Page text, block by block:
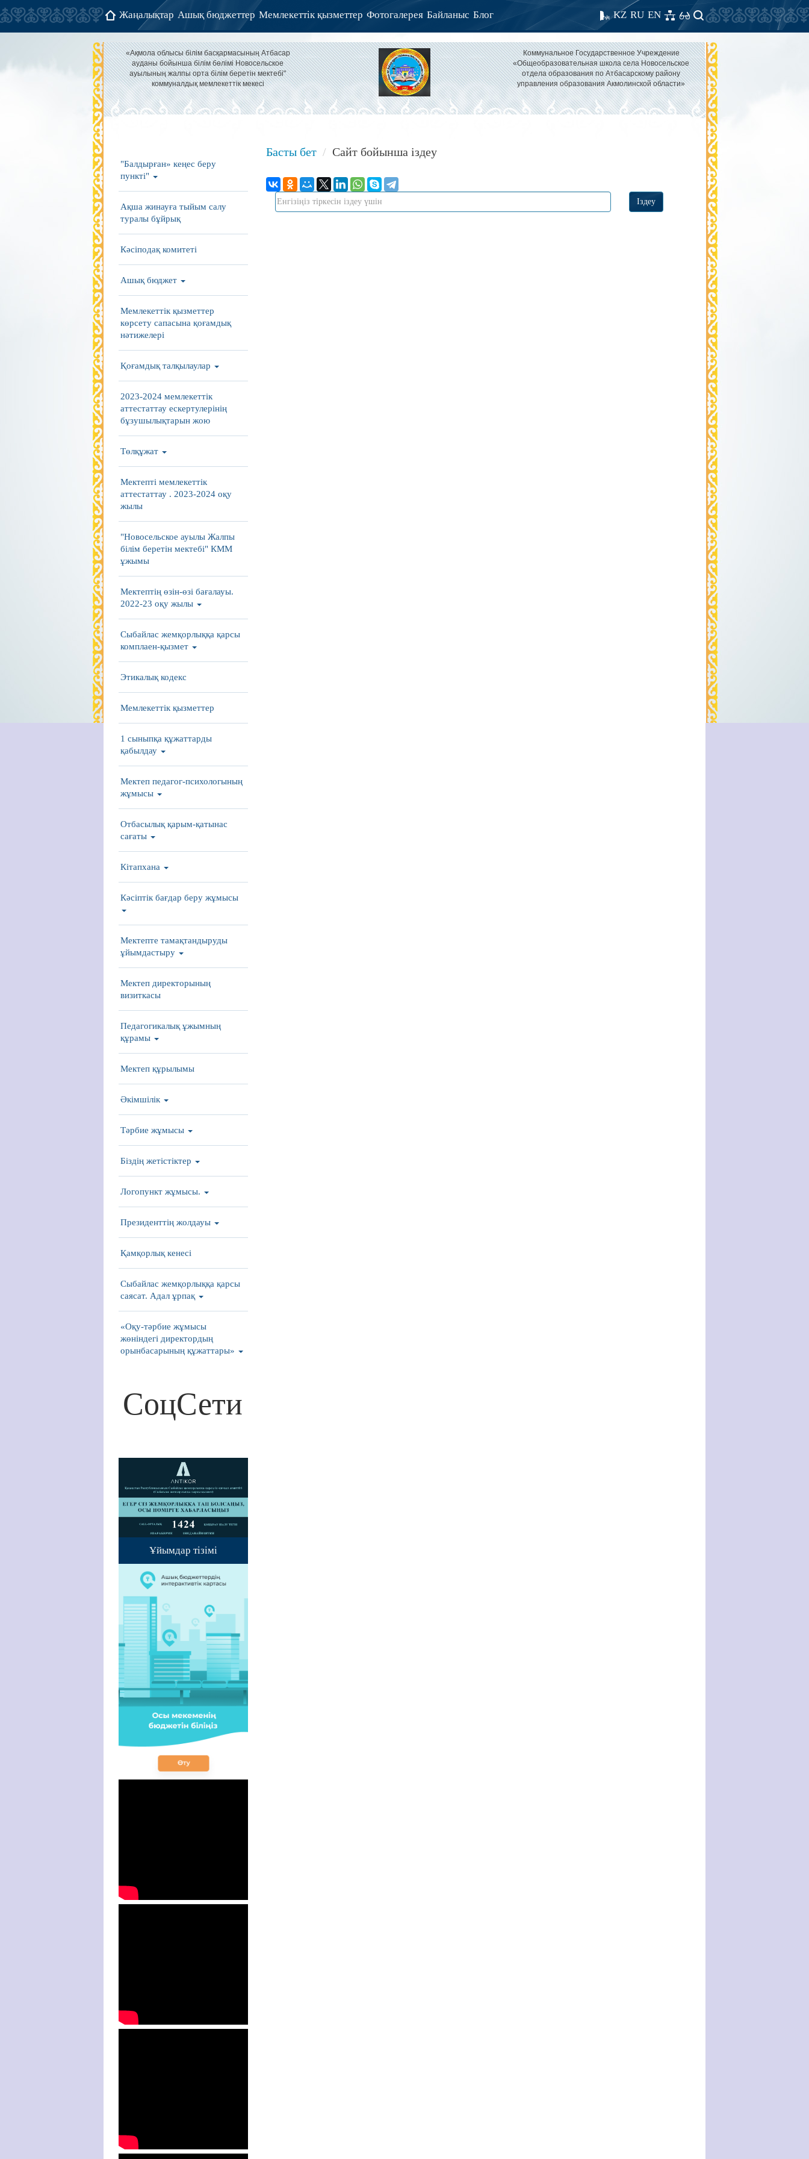
Жаңалықтар Ашық бюджеттер Мемлекеттік қызметтер Фотогалерея Байланыс Блог EN
RU
KZ
«Ақмола облысы білім басқармасының Атбасар
ауданы бойынша білім бөлімі Новосельское
ауылының жалпы орта білім беретін мектебі"
коммуналдық мемлекеттік мекесі
Коммунальное Государственное Учреждение
«Общеобразовательная школа села Новосельское
отдела образования по Атбасарскому району
управления образования Акмолинской области»
"Балдырған» кеңес беру
пункті"
Ақша жинауға тыйым салу
туралы бұйрық
Кәсіподақ комитеті
Ашық бюджет
Мемлекеттік қызметтер
көрсету сапасына қоғамдық
нәтижелері
Қоғамдық талқылаулар
2023-2024 мемлекеттік
аттестаттау ескертулерінің
бұзушылықтарын жою
Төлқұжат
Мектепті мемлекеттік
аттестаттау . 2023-2024 оқу
жылы
"Новосельское ауылы Жалпы
білім беретін мектебі" КММ
ұжымы
Мектептің өзін-өзі бағалауы.
2022-23 оқу жылы
Сыбайлас жемқорлыққа қарсы
комплаен-қызмет
Этикалық кодекс
Мемлекеттік қызметтер
1 сыныпқа құжаттарды
қабылдау
Мектеп педагог-психологының
жұмысы
Отбасылық қарым-қатынас
сағаты
Кітапхана
Кәсіптік бағдар беру жұмысы
Мектепте тамақтандыруды
ұйымдастыру
Мектеп директорының
визиткасы
Педагогикалық ұжымның
құрамы
Мектеп құрылымы
Әкімшілік
Тәрбие жұмысы
Біздің жетістіктер
Логопункт жұмысы.
Президенттің жолдауы
Қамқорлық кенесі
Сыбайлас жемқорлыққа қарсы
саясат. Адал ұрпақ
«Оқу-тәрбие жұмысы
жөніндегі директордың
орынбасарының құжаттары»
СоцСети
Ұйымдар тізімі
Басты бет Сайт бойынша іздеу